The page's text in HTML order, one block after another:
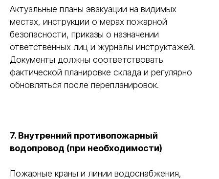
Актуальные планы эвакуации на видимых
местах, инструкции о мерах пожарной
безопасности, приказы о назначении
ответственных лиц и журналы инструктажей.
Документы должны соответствовать
фактической планировке склада и регулярно
обновляться после перепланировок.
7. Внутренний противопожарный
водопровод (при необходимости)
Пожарные краны и линии водоснабжения,